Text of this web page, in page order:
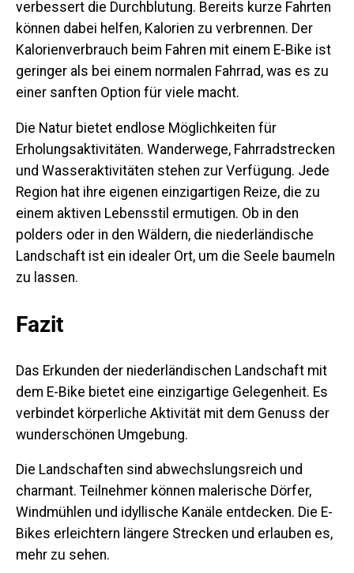
verbessert die Durchblutung. Bereits kurze Fahrten
können dabei helfen, Kalorien zu verbrennen. Der
Kalorienverbrauch beim Fahren mit einem E-Bike ist
geringer als bei einem normalen Fahrrad, was es zu
einer sanften Option für viele macht.
Die Natur bietet endlose Möglichkeiten für
Erholungsaktivitäten. Wanderwege, Fahrradstrecken
und Wasseraktivitäten stehen zur Verfügung. Jede
Region hat ihre eigenen einzigartigen Reize, die zu
einem aktiven Lebensstil ermutigen. Ob in den
polders oder in den Wäldern, die niederländische
Landschaft ist ein idealer Ort, um die Seele baumeln
zu lassen.
Fazit
Das Erkunden der niederländischen Landschaft mit
dem E-Bike bietet eine einzigartige Gelegenheit. Es
verbindet körperliche Aktivität mit dem Genuss der
wunderschönen Umgebung.
Die Landschaften sind abwechslungsreich und
charmant. Teilnehmer können malerische Dörfer,
Windmühlen und idyllische Kanäle entdecken. Die E-
Bikes erleichtern längere Strecken und erlauben es,
mehr zu sehen.